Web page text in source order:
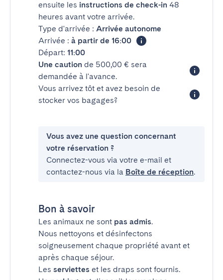
ensuite les instructions de check-in 48
heures avant votre arrivée.
Type d'arrivée : Arrivée autonome
Arrivée : à partir de 16:00
Départ: 11:00
Une caution de 500,00 € sera
demandée à l'avance.
Vous arrivez tôt et avez besoin de
stocker vos bagages?
Vous avez une question concernant
votre réservation ?
Connectez-vous via votre e-mail et
contactez-nous via la Boîte de réception.
Bon à savoir
Les animaux ne sont pas admis.
Nous nettoyons et désinfectons
soigneusement chaque propriété avant et
après chaque séjour.
Les serviettes et les draps sont fournis.